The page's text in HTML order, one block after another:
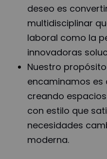
deseo es
multidisciplinar
laboral como la
innovadoras
Nuestro
encaminamos es
creando
con estilo que
necesidades
moderna.